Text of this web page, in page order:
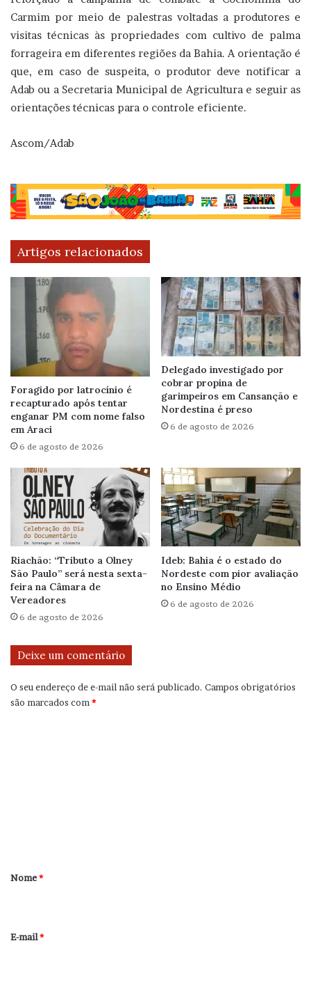
Carmim por meio de palestras voltadas a produtores e
visitas técnicas às propriedades com cultivo de palma
forrageira em diferentes regiões da Bahia. A orientação é
que, em caso de suspeita, o produtor deve notificar a
Adab ou a Secretaria Municipal de Agricultura e seguir as
orientações técnicas para o controle eficiente.
Ascom/Adab
Artigos relacionados
Foragido por latrocínio é
recapturado após tentar
enganar PM com nome falso
em Araci
6 de agosto de 2026
Delegado investigado por
cobrar propina de
garimpeiros em Cansanção e
Nordestina é preso
6 de agosto de 2026
Riachão: “Tributo a Olney
São Paulo” será nesta sexta-
feira na Câmara de
Vereadores
6 de agosto de 2026
Ideb: Bahia é o estado do
Nordeste com pior avaliação
no Ensino Médio
6 de agosto de 2026
Deixe um comentário
O seu endereço de e-mail não será publicado. Campos obrigatórios
são marcados com *
r
*
Nome*
E-mail*